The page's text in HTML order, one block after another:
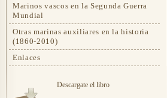
Marinos vascos en la Segunda Guerra
Mundial
Otras marinas auxiliares en la historia
(1860-2010)
Enlaces
Descargate el libro